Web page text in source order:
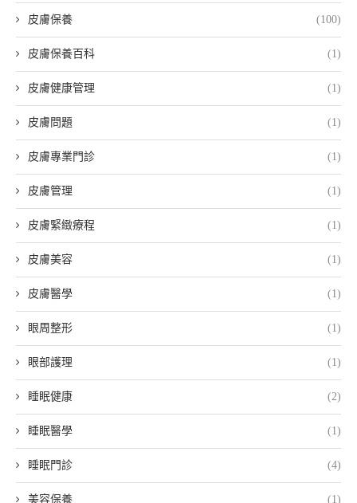
皮膚保養 (100)
皮膚保養百科 (1)
皮膚健康管理 (1)
皮膚問題 (1)
皮膚專業門診 (1)
皮膚管理 (1)
皮膚緊緻療程 (1)
皮膚美容 (1)
皮膚醫學 (1)
眼周整形 (1)
眼部護理 (1)
睡眠健康 (2)
睡眠醫學 (1)
睡眠門診 (4)
美容保養 (1)